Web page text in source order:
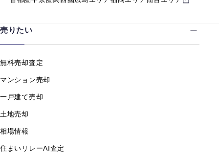
売りたい
無料売却査定
マンション売却
一戸建て売却
土地売却
相場情報
住まいリレーAI査定